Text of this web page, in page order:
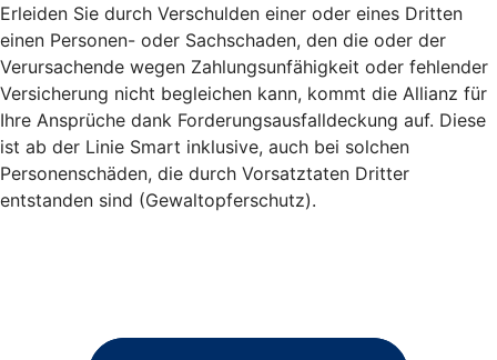
Erleiden Sie durch Verschulden einer oder eines Dritten
einen Personen- oder Sachschaden, den die oder der
Verursachende wegen Zahlungsunfähigkeit oder fehlender
Versicherung nicht begleichen kann, kommt die Allianz für
Ihre Ansprüche dank Forderungsausfalldeckung auf. Diese
ist ab der Linie Smart inklusive, auch bei solchen
Personenschäden, die durch Vorsatztaten Dritter
entstanden sind (Gewaltopferschutz).